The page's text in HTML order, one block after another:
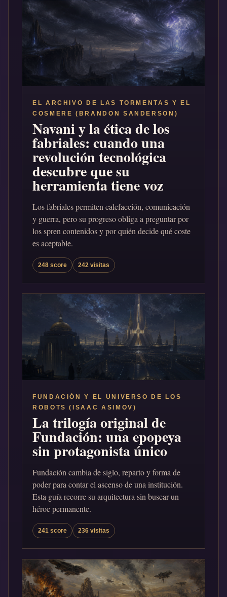
EL ARCHIVO DE LAS TORMENTAS Y EL
COSMERE (BRANDON SANDERSON)
Navani y la ética de los
fabriales: cuando una
revolución tecnológica
descubre que su
herramienta tiene voz
Los fabriales permiten calefacción, comunicación
y guerra, pero su progreso obliga a preguntar por
los spren contenidos y por quién decide qué coste
es aceptable.
248 score 242 visitas
FUNDACIÓN Y EL UNIVERSO DE LOS
ROBOTS (ISAAC ASIMOV)
La trilogía original de
Fundación: una epopeya
sin protagonista único
Fundación cambia de siglo, reparto y forma de
poder para contar el ascenso de una institución.
Esta guía recorre su arquitectura sin buscar un
héroe permanente.
241 score 236 visitas